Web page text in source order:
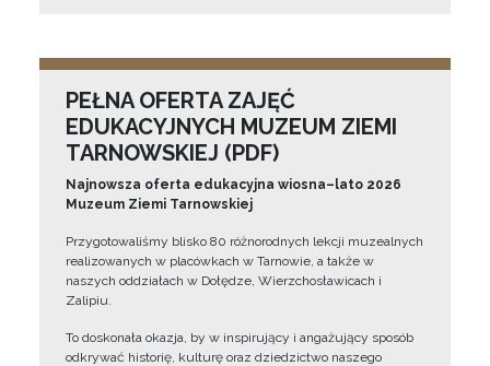
PEŁNA OFERTA ZAJĘĆ
EDUKACYJNYCH MUZEUM ZIEMI
TARNOWSKIEJ (PDF)
Najnowsza oferta edukacyjna wiosna–lato 2026
Muzeum Ziemi Tarnowskiej
Przygotowaliśmy blisko 80 różnorodnych lekcji muzealnych
realizowanych w placówkach w Tarnowie, a także w
naszych oddziałach w Dołędze, Wierzchosławicach i
Zalipiu.
To doskonała okazja, by w inspirujący i angażujący sposób
odkrywać historię, kulturę oraz dziedzictwo naszego